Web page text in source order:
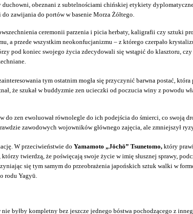
obeznani z subtelnościami chińskiej etykiety
zawijania do portów w basenie Morza Żółtego.
ceremonii parzenia i picia herbaty, kaligrafii czy sztuki
a przede wszystkim neokonfucjanizmu – z którego czerpało
pod koniec swojego życia zdecydowali się wstąpić do klasztoru, czy
tym ostatnim mogła się przyczynić barwna postać,
że szukał w buddyzmie zen ucieczki od poczucia winy z powodu
do zen ewoluował równolegle do ich podejścia do śmierci, co swoją
zawodowych wojowników głównego zajęcia, ale zmniejszył
W przeciwieństwie do Yamamoto „Jōchō” Tsunetomo, który
twierdzą, że poświęcają swoje życie w imię słusznej sprawy,
się tym samym do przeobrażenia japońskich sztuk walki w
rodu Yagyū.
byłby kompletny bez jeszcze jednego bóstwa pochodzącego z